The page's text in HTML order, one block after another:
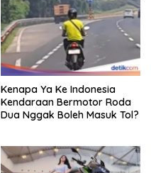
Kenapa Ya Ke Indonesia
Kendaraan Bermotor Roda
Dua Nggak Boleh Masuk Tol?